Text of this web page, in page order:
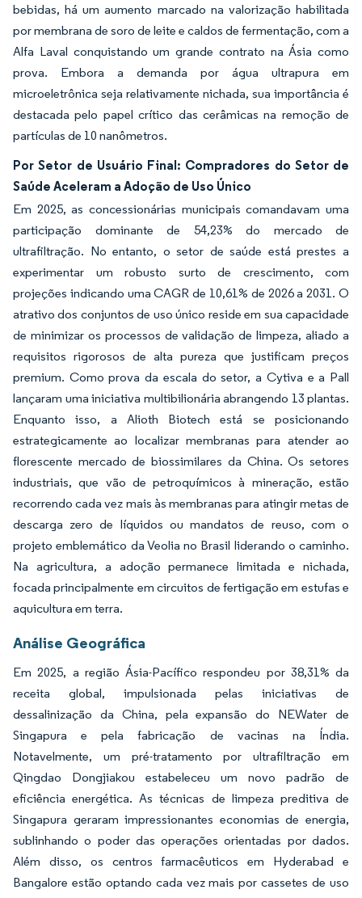
bebidas, há um aumento marcado na valorização habilitada
por membrana de soro de leite e caldos de fermentação, com a
Alfa Laval conquistando um grande contrato na Ásia como
prova. Embora a demanda por água ultrapura em
microeletrônica seja relativamente nichada, sua importância é
destacada pelo papel crítico das cerâmicas na remoção de
partículas de 10 nanômetros.
Por Setor de Usuário Final: Compradores do Setor de
Saúde Aceleram a Adoção de Uso Único
Em 2025, as concessionárias municipais comandavam uma
participação dominante de 54,23% do mercado de
ultrafiltração. No entanto, o setor de saúde está prestes a
experimentar um robusto surto de crescimento, com
projeções indicando uma CAGR de 10,61% de 2026 a 2031. O
atrativo dos conjuntos de uso único reside em sua capacidade
de minimizar os processos de validação de limpeza, aliado a
requisitos rigorosos de alta pureza que justificam preços
premium. Como prova da escala do setor, a Cytiva e a Pall
lançaram uma iniciativa multibilionária abrangendo 13 plantas.
Enquanto isso, a Alioth Biotech está se posicionando
estrategicamente ao localizar membranas para atender ao
florescente mercado de biossimilares da China. Os setores
industriais, que vão de petroquímicos à mineração, estão
recorrendo cada vez mais às membranas para atingir metas de
descarga zero de líquidos ou mandatos de reuso, com o
projeto emblemático da Veolia no Brasil liderando o caminho.
Na agricultura, a adoção permanece limitada e nichada,
focada principalmente em circuitos de fertigação em estufas e
aquicultura em terra.
Análise Geográfica
Em 2025, a região Ásia-Pacífico respondeu por 38,31% da
receita global, impulsionada pelas iniciativas de
dessalinização da China, pela expansão do NEWater de
Singapura e pela fabricação de vacinas na Índia.
Notavelmente, um pré-tratamento por ultrafiltração em
Qingdao Dongjiakou estabeleceu um novo padrão de
eficiência energética. As técnicas de limpeza preditiva de
Singapura geraram impressionantes economias de energia,
sublinhando o poder das operações orientadas por dados.
Além disso, os centros farmacêuticos em Hyderabad e
Bangalore estão optando cada vez mais por cassetes de uso